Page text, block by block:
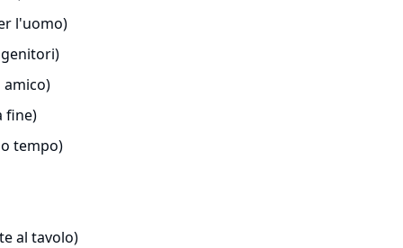
l'uomo)
fine)
tempo)
al tavolo)